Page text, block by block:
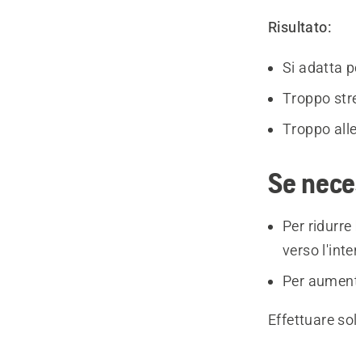
Risultato:
Si adatta
Troppo
Troppo
Se
Per
verso
Per
Effettuare